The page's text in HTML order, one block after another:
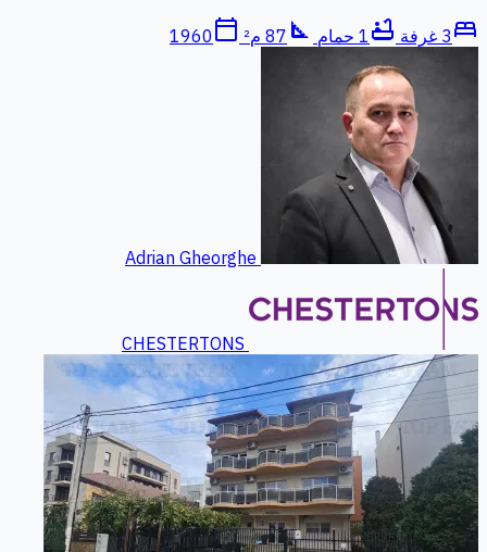
bed 3 غرفة bathtub 1 حمام square_foot 87 م² calendar_today
1960
Adrian Gheorghe
CHESTERTONS